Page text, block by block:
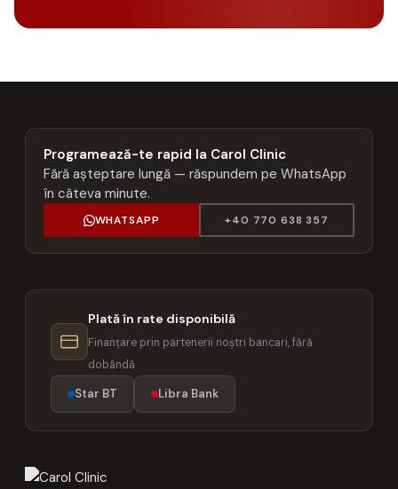
Programează-te rapid la Carol Clinic
Fără așteptare lungă — răspundem pe WhatsApp
în câteva minute.
WHATSAPP +40 770 638 357
Plată în rate disponibilă
Finanțare prin partenerii noștri bancari, fără
dobândă
Star BT Libra Bank